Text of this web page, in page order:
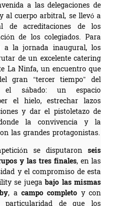
a las delegaciones de
al cuerpo arbitral, se llevó a
de acreditaciones de los
de los colegiados. Para
a la jornada inaugural, los
de un excelente catering
La Ninfa, un encuentro que
gran “tercer tiempo” del
el sábado: un espacio
el hielo, estrechar lazos
y dar el pistoletazo de
la convivencia y la
las grandes protagonistas.
se disputaron seis
y las tres finales, en las
y el compromiso de esta
se juegabajo las mismas
, acampo completo y con